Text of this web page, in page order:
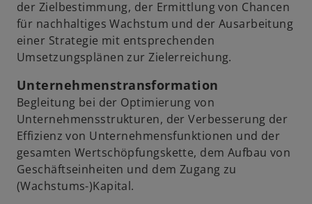
der Zielbestimmung, der Ermittlung von Chancen
für nachhaltiges Wachstum und der Ausarbeitung
einer Strategie mit entsprechenden
Umsetzungsplänen zur Zielerreichung.
Unternehmenstransformation
Begleitung bei der Optimierung von
Unternehmensstrukturen, der Verbesserung der
Effizienz von Unternehmensfunktionen und der
gesamten Wertschöpfungskette, dem Aufbau von
Geschäftseinheiten und dem Zugang zu
(Wachstums-)Kapital.